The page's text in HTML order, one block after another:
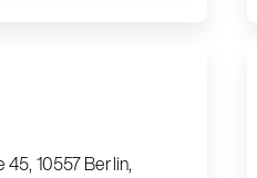
10557 Berlin,